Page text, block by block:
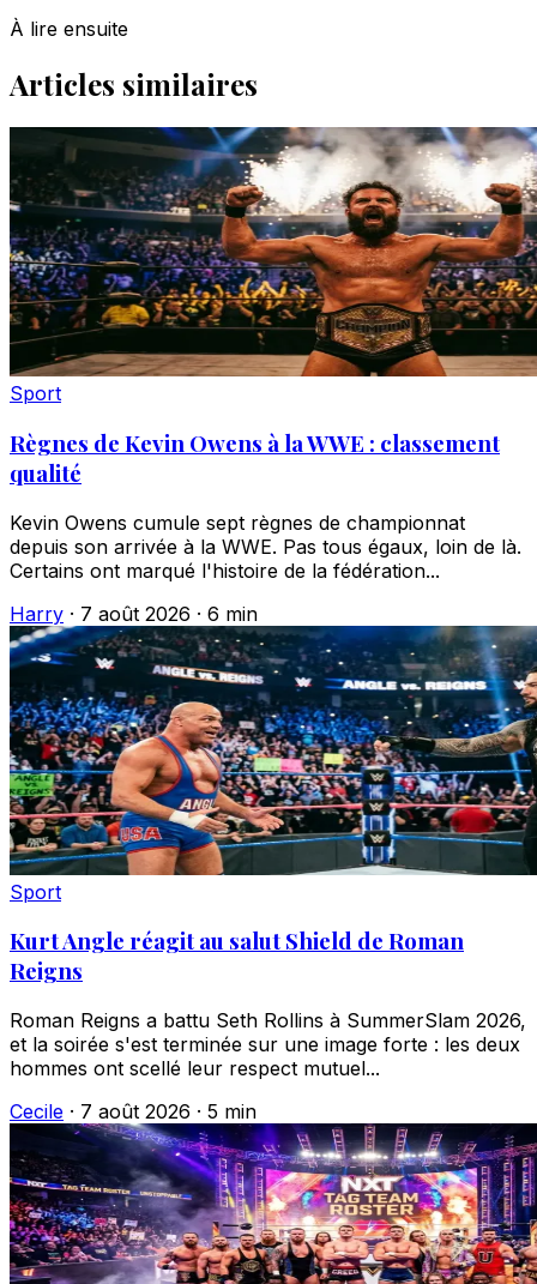
À lire ensuite
Articles similaires
Sport
Règnes de Kevin Owens à la WWE : classement
qualité
Kevin Owens cumule sept règnes de championnat
depuis son arrivée à la WWE. Pas tous égaux, loin de là.
Certains ont marqué l'histoire de la fédération...
Harry · 7 août 2026 · 6 min
Sport
Kurt Angle réagit au salut Shield de Roman
Reigns
Roman Reigns a battu Seth Rollins à SummerSlam 2026,
et la soirée s'est terminée sur une image forte : les deux
hommes ont scellé leur respect mutuel...
Cecile · 7 août 2026 · 5 min